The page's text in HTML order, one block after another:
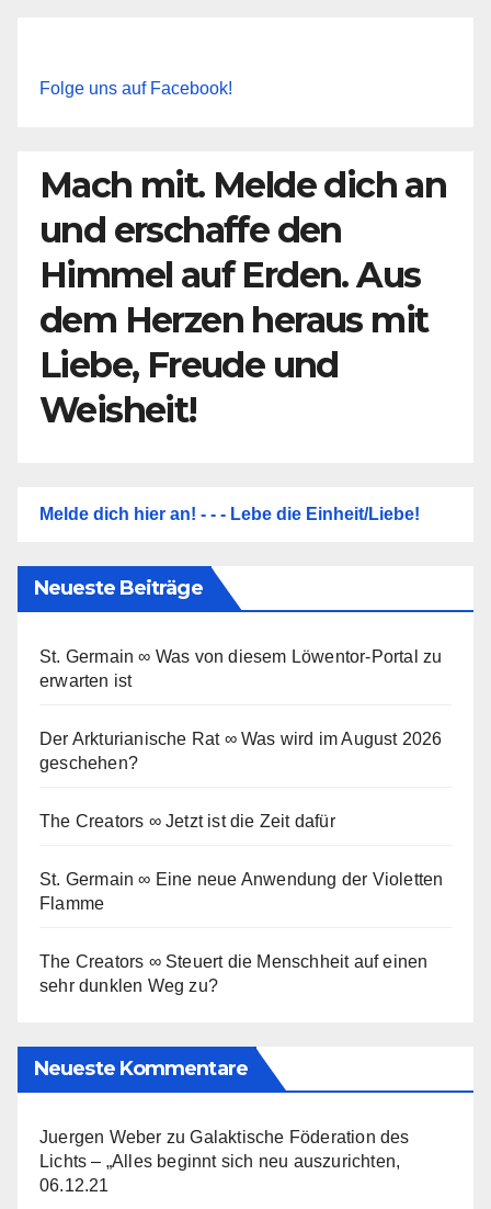
Folge uns auf Facebook!
Mach mit. Melde dich an
und erschaffe den
Himmel auf Erden. Aus
dem Herzen heraus mit
Liebe, Freude und
Weisheit!
Melde dich hier an! - - - Lebe die Einheit/Liebe!
Neueste Beiträge
St. Germain ∞ Was von diesem Löwentor-Portal zu
erwarten ist
Der Arkturianische Rat ∞ Was wird im August 2026
geschehen?
The Creators ∞ Jetzt ist die Zeit dafür
St. Germain ∞ Eine neue Anwendung der Violetten
Flamme
The Creators ∞ Steuert die Menschheit auf einen
sehr dunklen Weg zu?
Neueste Kommentare
Juergen Weber zuGalaktische Föderation des
Lichts – „Alles beginnt sich neu auszurichten,
06.12.21